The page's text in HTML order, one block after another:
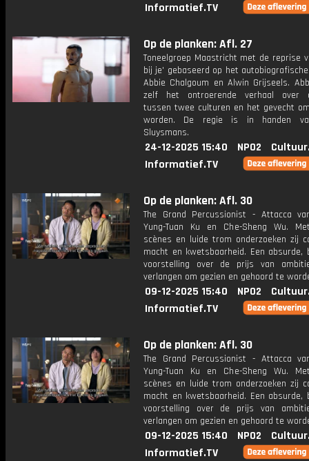
Informatief.TV
Op de planken: Afl. 27
Toneelgroep Maastricht met de reprise
bij je' gebaseerd op het
Abbie Chalgoum en Alwin Grijseels.
zelf het ontroerende verhaal over
tussen twee culturen en het gevecht
worden. De regie is in handen
Sluysmans.
24-12-2025 15:40 NPO2
Informatief.TV
Op de planken: Afl. 30
The Grand Percussionist - Attacca
Yung-Tuan Ku en Che-Sheng Wu.
scènes en luide trom onderzoeken zij
macht en kwetsbaarheid. Een absurde,
voorstelling over de prijs van
verlangen om gezien en gehoord te
09-12-2025 15:40 NPO2
Informatief.TV
Op de planken: Afl. 30
The Grand Percussionist - Attacca
Yung-Tuan Ku en Che-Sheng Wu.
scènes en luide trom onderzoeken zij
macht en kwetsbaarheid. Een absurde,
voorstelling over de prijs van
verlangen om gezien en gehoord te
09-12-2025 15:40 NPO2
Informatief.TV